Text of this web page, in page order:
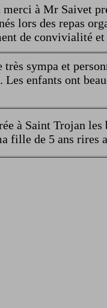
merci à Mr Saivet
lors des repas
de convivialité
très sympa et
Les enfants ont
à Saint Trojan les
fille de 5 ans rires